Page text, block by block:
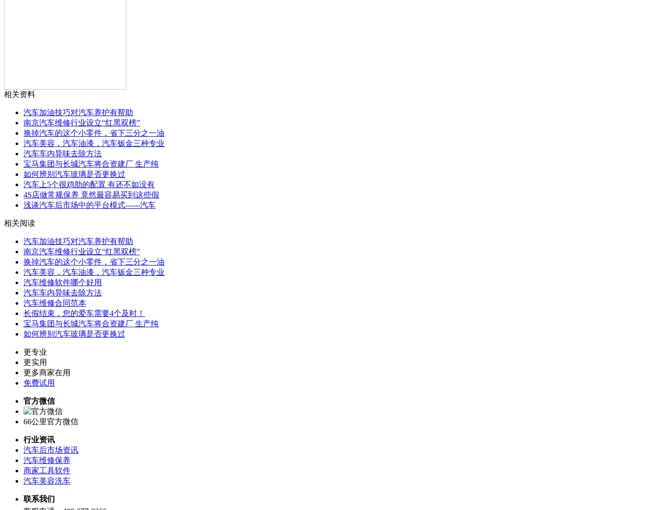
相关资料
汽车加油技巧对汽车养护有帮助
南京汽车维修行业设立“红黑双榜”
换掉汽车的这个小零件，省下三分之一油
汽车美容，汽车油漆，汽车钣金三种专业
汽车车内异味去除方法
宝马集团与长城汽车将合资建厂 生产纯
如何辨别汽车玻璃是否更换过
汽车上5个很鸡肋的配置 有还不如没有
4S店做常规保养 竟然最容易买到这些假
浅谈汽车后市场中的平台模式------汽车
相关阅读
汽车加油技巧对汽车养护有帮助
南京汽车维修行业设立“红黑双榜”
换掉汽车的这个小零件，省下三分之一油
汽车美容，汽车油漆，汽车钣金三种专业
汽车维修软件哪个好用
汽车车内异味去除方法
汽车维修合同范本
长假结束，您的爱车需要4个及时！
宝马集团与长城汽车将合资建厂 生产纯
如何辨别汽车玻璃是否更换过
更专业
更实用
更多商家在用
免费试用
官方微信
66公里官方微信
行业资讯
汽车后市场资讯
汽车维修保养
商家工具软件
汽车美容洗车
联系我们